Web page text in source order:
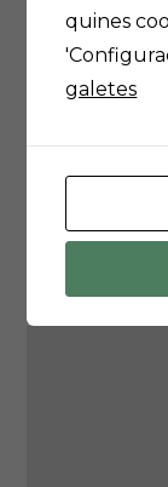
veure aquest
Mapa
quines
galetes